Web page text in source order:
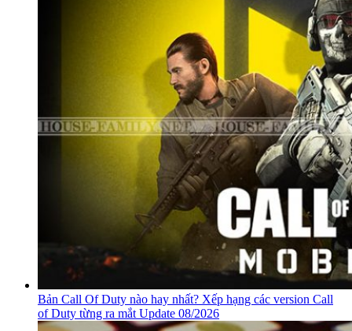
Bản Call Of Duty nào hay nhất? Xếp hạng các version Call
of Duty từng ra mắt Update 08/2026